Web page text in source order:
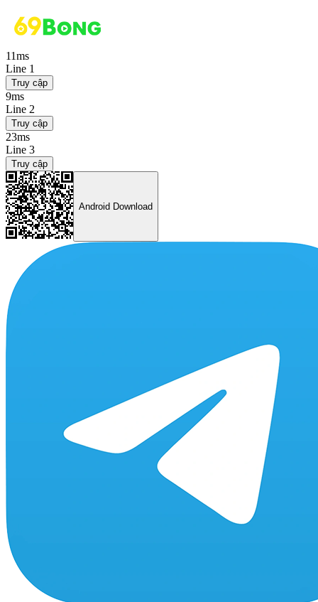
11ms
Line 1
Truy cập
9ms
Line 2
Truy cập
23ms
Line 3
Truy cập
Android Download